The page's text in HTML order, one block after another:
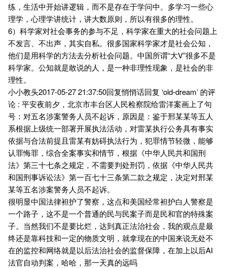
练，生活中开始讲逻辑，而不是存在于学问中。多学习一些心
理学，心理学讲统计，讲大数原则，所以有很多的理性。
6）科学家对社会事务的参与不足，科学家在重大的社会问题上
不发言、不出声，其实自私。很多国家科学家才是社会公知，
他们是用科学的方法去分析社会问题。中国所谓“大V”很多不是
科学家。公知就是敢说的人，是一种非理性现象，是社会的非
理性。
小小教头2017-05-27 21:37:50回复悄悄话回复 ‘old-dream’ 的评
论 : 平安夜前夕，北京市丰台区人民检察院给雷洋案画上了句
号：对五名涉案警务人员不起诉，原因是：鉴于邢某某等五人
系根据上级统一部署开展执法活动，对雷某执行公务具有事实
依据与合法前提且雷某有妨碍执法行为，犯罪情节轻微，能够
认罪悔罪，综合全案事实和情节，根据《中华人民共和国刑
法》第三十七条之规定，不需要判处刑罚，依据《中华人民共
和国刑事诉讼法》第一百七十三条第二款之规定，决定对邢某
某等五名涉案警务人员不起诉。
很明显中国法律袒护了警察，这点和美国经常袒护白人警察是
一个路子，这不是一个普通的民与民案子而是民和官的特殊案
子。当然我们不是要比烂，达到真正法治社会，我的观点是最
终还是靠科技和一定的物质文明，就拿现在的中国来说无处不
在的监控和网络就是以后法治社会的监督保障，在加上以后AI
法官自动判案，哈哈，那一天真的远吗